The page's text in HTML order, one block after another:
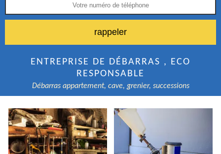
ENTREPRISE DE DÉBARRAS , ECO
RESPONSABLE
Débarras appartement, cave, grenier, successions